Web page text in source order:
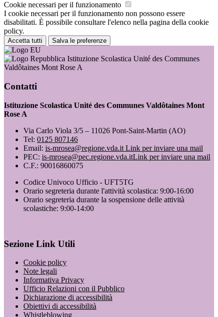
Cookie necessari per il funzionamento
I cookie necessari per il funzionamento non possono essere
disabilitati. È possibile consultare l'elenco nella pagina della cookie
policy.
Accetta tutti Salva le preferenze
Istituzione Scolastica Unité des Communes
Valdôtaines Mont Rose A
Contatti
Istituzione Scolastica Unité des Communes Valdôtaines Mont
Rose A
Via Carlo Viola 3/5 – 11026 Pont-Saint-Martin (AO)
Tel: 0125 807146
Email: is-mrosea@regione.vda.it Link per inviare una mail
PEC: is-mrosea@pec.regione.vda.itLink per inviare una mail
C.F.: 90016860075
Codice Univoco Ufficio - UFT5TG
Orario segreteria durante l'attività scolastica: 9:00-16:00
Orario segreteria durante la sospensione delle attività
scolastiche: 9:00-14:00
Sezione Link Utili
Cookie policy
Note legali
Informativa Privacy
Ufficio Relazioni con il Pubblico
Dichiarazione di accessibilità
Obiettivi di accessibilità
Whistleblowing